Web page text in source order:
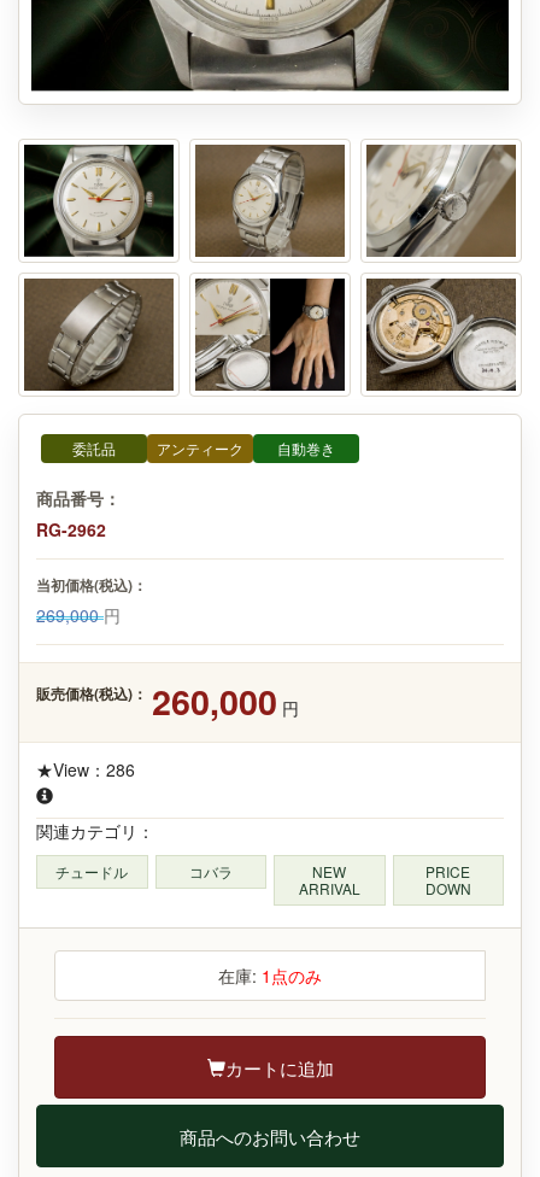
委託品 アンティーク 自動巻き
商品番号：
RG-2962
当初価格(税込)：
269,000円
販売価格(税込)： 260,000 円
★View：286
関連カテゴリ：
チュードル コバラ
NEW
ARRIVAL
PRICE
DOWN
在庫: 1点のみ
カートに追加
商品へのお問い合わせ